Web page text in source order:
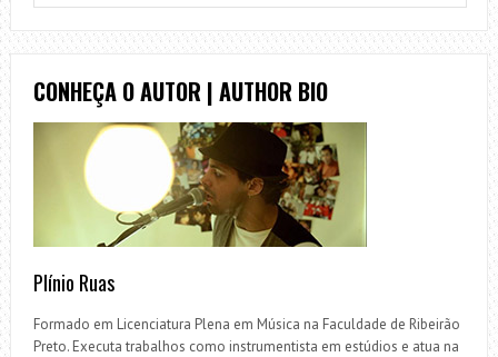
CONHEÇA O AUTOR | AUTHOR BIO
Plínio Ruas
Formado em Licenciatura Plena em Música na Faculdade de Ribeirão
Preto. Executa trabalhos como instrumentista em estúdios e atua na